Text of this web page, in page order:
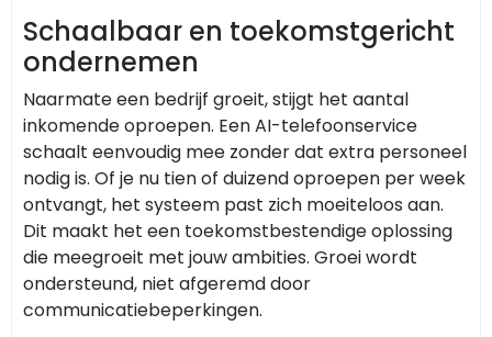
Schaalbaar en toekomstgericht
ondernemen
Naarmate een bedrijf groeit, stijgt het aantal
inkomende oproepen. Een AI-telefoonservice
schaalt eenvoudig mee zonder dat extra personeel
nodig is. Of je nu tien of duizend oproepen per week
ontvangt, het systeem past zich moeiteloos aan.
Dit maakt het een toekomstbestendige oplossing
die meegroeit met jouw ambities. Groei wordt
ondersteund, niet afgeremd door
communicatiebeperkingen.